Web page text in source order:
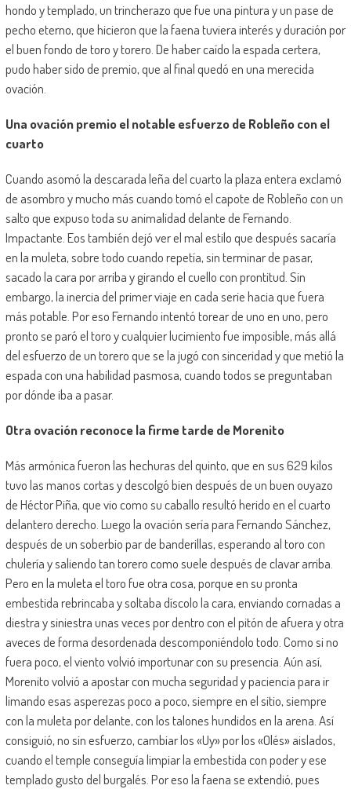
hondo y templado, un trincherazo que fue una pintura y un pase de
pecho eterno, que hicieron que la faena tuviera interés y duración por
el buen fondo de toro y torero. De haber caído la espada certera,
pudo haber sido de premio, que al final quedó en una merecida
ovación.
Una ovación premio el notable esfuerzo de Robleño con el
cuarto
Cuando asomó la descarada leña del cuarto la plaza entera exclamó
de asombro y mucho más cuando tomó el capote de Robleño con un
salto que expuso toda su animalidad delante de Fernando.
Impactante. Eos también dejó ver el mal estilo que después sacaría
en la muleta, sobre todo cuando repetía, sin terminar de pasar,
sacado la cara por arriba y girando el cuello con prontitud. Sin
embargo, la inercia del primer viaje en cada serie hacia que fuera
más potable. Por eso Fernando intentó torear de uno en uno, pero
pronto se paró el toro y cualquier lucimiento fue imposible, más allá
del esfuerzo de un torero que se la jugó con sinceridad y que metió la
espada con una habilidad pasmosa, cuando todos se preguntaban
por dónde iba a pasar.
Otra ovación reconoce la firme tarde de Morenito
Más armónica fueron las hechuras del quinto, que en sus 629 kilos
tuvo las manos cortas y descolgó bien después de un buen ouyazo
de Héctor Piña, que vio como su caballo resultó herido en el cuarto
delantero derecho. Luego la ovación sería para Fernando Sánchez,
después de un soberbio par de banderillas, esperando al toro con
chulería y saliendo tan torero como suele después de clavar arriba.
Pero en la muleta el toro fue otra cosa, porque en su pronta
embestida rebrincaba y soltaba díscolo la cara, enviando cornadas a
diestra y siniestra unas veces por dentro con el pitón de afuera y otra
aveces de forma desordenada descomponiéndolo todo. Como si no
fuera poco, el viento volvió importunar con su presencia. Aún así,
Morenito volvió a apostar con mucha seguridad y paciencia para ir
limando esas asperezas poco a poco, siempre en el sitio, siempre
con la muleta por delante, con los talones hundidos en la arena. Así
consiguió, no sin esfuerzo, cambiar los «Uy» por los «Olés» aislados,
cuando el temple conseguía limpiar la embestida con poder y ese
templado gusto del burgalés. Por eso la faena se extendió, pues